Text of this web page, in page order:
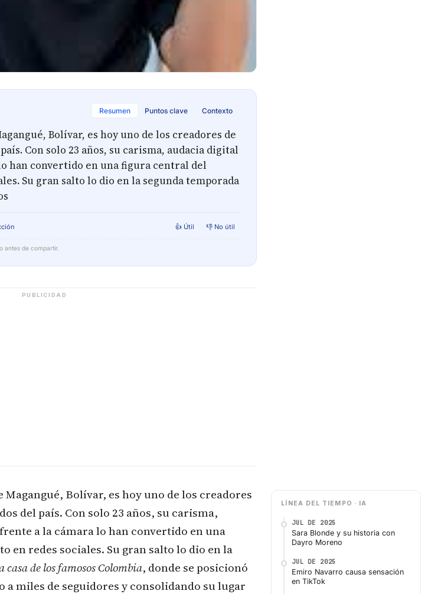
Resumen Puntos clave Contexto
Bolívar, es hoy uno de los creadores de
Con solo 23 años, su carisma, audacia digital
han convertido en una figura central del
Su gran salto lo dio en la segunda temporada
👍 Útil 👎 No útil
antes de compartir.
PUBLICIDAD
Bolívar, es hoy uno de los creadores
del país. Con solo 23 años, su carisma,
a la cámara lo han convertido en una
redes sociales. Su gran salto lo dio en la
casa de los famosos Colombia, donde se posicionó
miles de seguidores y consolidando su lugar
LÍNEA DEL TIEMPO · IA
JUL DE 2025
Sara Blonde y su historia con
Dayro Moreno
JUL DE 2025
Emiro Navarro causa sensación
en TikTok